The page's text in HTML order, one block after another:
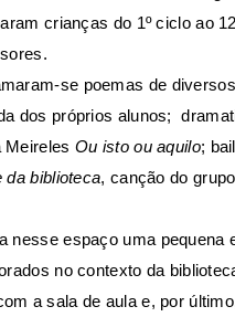
crianças do 1º ciclo ao
se poemas de
dos próprios alunos; d
Meireles Ou isto ou aquilo;
da biblioteca, canção do
nesse espaço uma pequena
no contexto da
a sala de aula e, por